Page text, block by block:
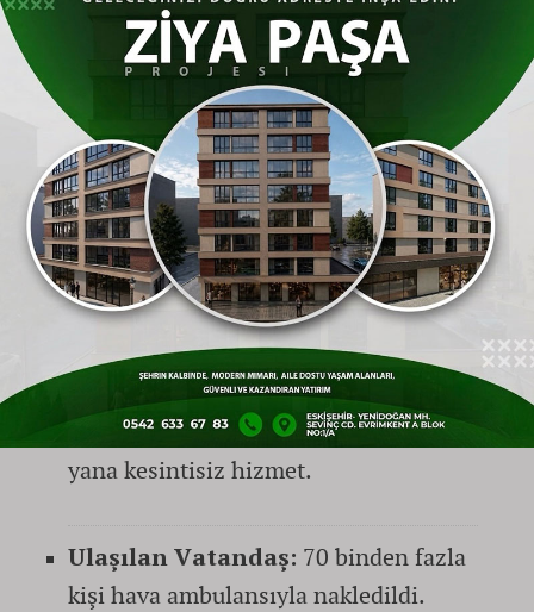
en sert iklimlerde vatandaşlarımıza uzanan
devletin şefkat eli olacak. Dünyada teknoloji
genellikle yıkmak için kullanılırken,
Türkiye’nin teknolojisi can kurtarmak ve
nefes olmak için havalanıyor."
Hava Ambulans Filosu Büyüyor
Türkiye’nin hava ambulans hizmetlerindeki
gelişimine de değinen Bakan, mevcut
kapasiteyi şu verilerle paylaştı:
Hizmet Başlangıcı:2009 yılından bu
yana kesintisiz hizmet.
Ulaşılan Vatandaş: 70 binden fazla
kişi hava ambulansıyla nakledildi.